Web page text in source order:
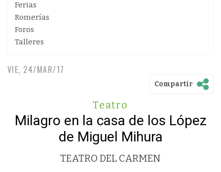
Ferias
Romerías
Foros
Talleres
VIE, 24/MAR/17
Compartir
Teatro
Milagro en la casa de los López
de Miguel Mihura
TEATRO DEL CARMEN